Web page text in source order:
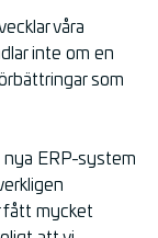
våra
inte om en
som
nya ERP-system
fått mycket